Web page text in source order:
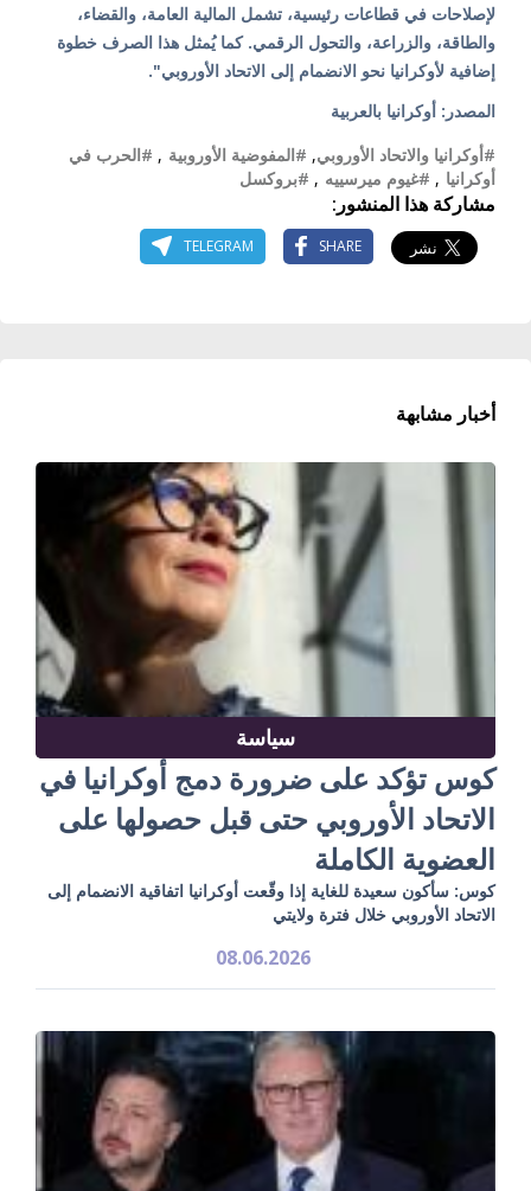
لإصلاحات في قطاعات رئيسية، تشمل المالية العامة، والقضاء،
والطاقة، والزراعة، والتحول الرقمي. كما يُمثل هذا الصرف خطوة
إضافية لأوكرانيا نحو الانضمام إلى الاتحاد الأوروبي".
المصدر: أوكرانيا بالعربية
#أوكرانيا والاتحاد الأوروبي, #المفوضية الأوروبية , #الحرب في
أوكرانيا , #غيوم ميرسييه , #بروكسل
مشاركة هذا المنشور:
SHARE
TELEGRAM
أخبار مشابهة
سياسة
كوس تؤكد على ضرورة دمج أوكرانيا في
الاتحاد الأوروبي حتى قبل حصولها على
العضوية الكاملة
كوس: سأكون سعيدة للغاية إذا وقّعت أوكرانيا اتفاقية الانضمام إلى
الاتحاد الأوروبي خلال فترة ولايتي
08.06.2026